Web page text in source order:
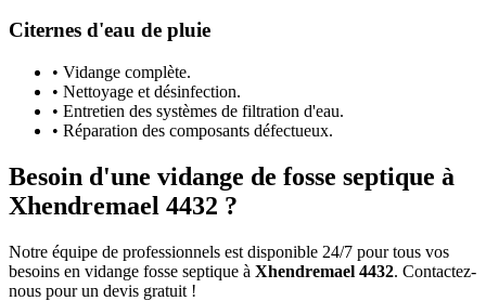
Citernes d'eau de pluie
• Vidange complète.
• Nettoyage et désinfection.
• Entretien des systèmes de filtration d'eau.
• Réparation des composants défectueux.
Besoin d'une vidange de fosse septique à
Xhendremael 4432 ?
Notre équipe de professionnels est disponible 24/7 pour tous vos
besoins en vidange fosse septique à Xhendremael 4432. Contactez-
nous pour un devis gratuit !